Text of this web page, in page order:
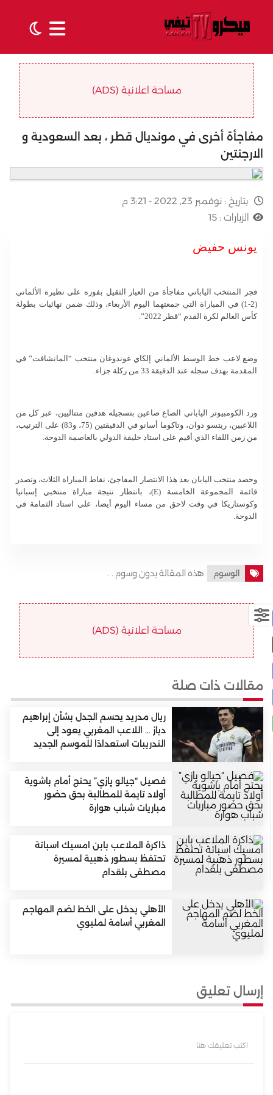
مساحة اعلانية (ADS)
مفاجأة أخرى في مونديال قطر ، بعد السعودية و
الارجنتين
بتاريخ : نوفمبر 23, 2022 - 3:21 م
الزيارات : 15
يونس حفيض
فجر المنتخب الياباني مفاجأة من العيار الثقيل بفوزه على نظيره الألماني
(2-1) في المباراة التي جمعتهما اليوم الأربعاء، وذلك ضمن نهائيات بطولة
كأس العالم لكرة القدم “قطر 2022”.
وضع لاعب خط الوسط الألماني إلكاي غوندوغان منتخب “المانشافت” في
المقدمة بهدف سجله عند الدقيقة 33 من ركلة جزاء.
ورد الكومبيوتر الياباني الصاع صاعين بتسجيله هدفين متتاليين، عبر كل من
اللاعبين، ريتسو دوان، وتاكوما أسانو في الدقيقتين (75، و83) على الترتيب،
من زمن اللقاء الذي أقيم على استاد خليفة الدولي بالعاصمة الدوحة.
وحصد منتخب اليابان بعد هذا الانتصار المفاجئ، نقاط المباراة الثلاث، وتصدر
قائمة المجموعة الخامسة (E)، بانتظار نتيجة مباراة منتخبي إسبانيا
وكوستاريكا في وقت لاحق من مساء اليوم أيضا، على استاد الثمامة في
الدوحة.
الوسوم هذه المقالة بدون وسوم . .
مساحة اعلانية (ADS)
مقالات ذات صلة
ريال مدريد يحسم الجدل بشأن إبراهيم
دياز … اللاعب المغربي يعود إلى
التدريبات استعدادًا للموسم الجديد
فصيل “جيالو پازي” يحتج أمام باشوية
أولاد تايمة للمطالبة بحق حضور
مباريات شباب هوارة
ذاكرة الملاعب بابن امسيك اسباتة
تحتفظ بسطور ذهبية لمسيرة
مصطفى بلقدام
الأهلي يدخل على الخط لضم المهاجم
المغربي أسامة لمليوي
إرسال تعليق
اكتب تعليقك هنا